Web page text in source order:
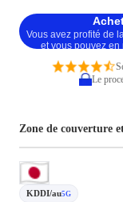
Vous avez profité de
et vous pouvez
Le
Zone de couverture
KDDI/au5G